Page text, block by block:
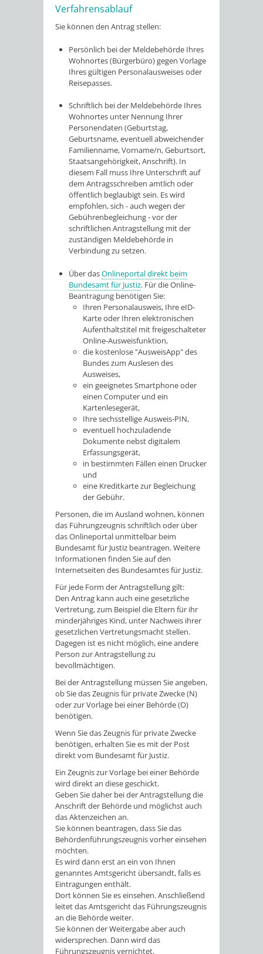
Verfahrensablauf
Sie können den Antrag stellen:
Persönlich bei der Meldebehörde Ihres
Wohnortes (Bürgerbüro) gegen Vorlage
Ihres gültigen Personalausweises oder
Reisepasses.
Schriftlich bei der Meldebehörde Ihres
Wohnortes unter Nennung Ihrer
Personendaten (Geburtstag,
Geburtsname, eventuell abweichender
Familienname, Vorname/n, Geburtsort,
Staatsangehörigkeit, Anschrift). In
diesem Fall muss Ihre Unterschrift auf
dem Antragsschreiben amtlich oder
öffentlich beglaubigt sein. Es wird
empfohlen, sich - auch wegen der
Gebührenbegleichung - vor der
schriftlichen Antragstellung mit der
zuständigen Meldebehörde in
Verbindung zu setzen.
Über dasOnlineportal direkt beim
Bundesamt für Justiz. Für die Online-
Beantragung benötigen Sie:
Ihren Personalausweis, Ihre eID-
Karte oderIhren elektronischen
Aufenthaltstitel mit freigeschalteter
Online-Ausweisfunktion,
die kostenlose "AusweisApp" des
Bundes zum Auslesen des
Ausweises,
ein geeignetes Smartphone oder
einen Computer und ein
Kartenlesegerät,
Ihre sechsstellige Ausweis-PIN,
eventuell hochzuladende
Dokumente nebst digitalem
Erfassungsgerät,
in bestimmten Fällen einen Drucker
und
eine Kreditkarte zur Begleichung
der Gebühr.
Personen, die im Ausland wohnen, können
das Führungzeugnis schriftlich oder über
das Onlineportal unmittelbar beim
Bundesamt für Justiz beantragen. Weitere
Informationen finden Sie aufden
Internetseiten des Bundesamtes für Justiz.
Für jede Form der Antragstellung gilt:
Den Antrag kann auch eine gesetzliche
Vertretung, zum Beispiel die Eltern für ihr
minderjähriges Kind, unter Nachweis ihrer
gesetzlichen Vertretungsmacht stellen.
Dagegen ist es nicht möglich, eine andere
Person zur Antragstellung zu
bevollmächtigen.
Bei der Antragstellung müssen Sie angeben,
ob Sie das Zeugnis für private Zwecke (N)
oder zur Vorlage bei einer Behörde (O)
benötigen.
Wenn Sie das Zeugnis für private Zwecke
benötigen, erhalten Sie es mit der Post
direkt vom Bundesamt für Justiz.
Ein Zeugnis zur Vorlage bei einer Behörde
wird direkt an diese geschickt.
Geben Sie daher bei der Antragstellung die
Anschrift der Behörde und möglichst auch
das Aktenzeichen an.
Sie können beantragen, dass Sie das
Behördenführungszeugnis vorher einsehen
möchten.
Es wird dann erst an ein von Ihnen
genanntes Amtsgericht übersandt, falls es
Eintragungen enthält.
Dort können Sie es einsehen. Anschließend
leitet das Amtsgericht das Führungszeugnis
an die Behörde weiter.
Sie können der Weitergabe aber auch
widersprechen. Dann wird das
Führungszeugnis vernichtet.